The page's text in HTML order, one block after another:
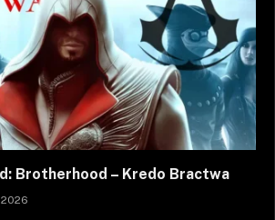
Brotherhood – Kredo Bractwa